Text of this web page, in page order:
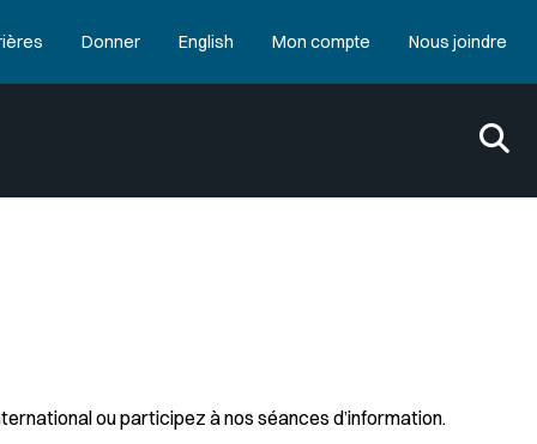
Donner English Mon compte Nous joindre
ou participez à nos séances d’information.